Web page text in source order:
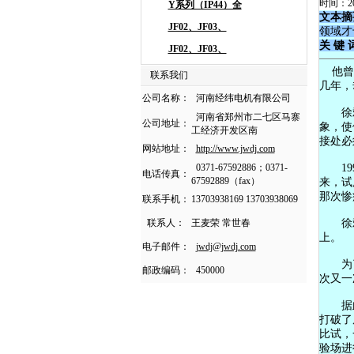
联系我们
公司名称： 河南经纬电机有限公司
公司地址：
河南省郑州市二七区马寨
工经济开发区南
网站地址：
http://www.jwdj.com
电话传真：
0371-67592886；0371-
67592889（fax）
联系手机： 13703938169 13703938069
联系人： 王麦荣 常世春
电子邮件： jwdj@jwdj.com
邮政编码： 450000
时间：
文本
领域
关 键
他曾
几年
徐斌
象，
接处
1995
来，
那次
徐斌
上。
为了
次又
据此
打破
比试
验场